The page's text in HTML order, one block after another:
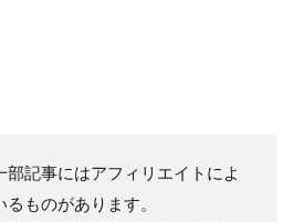
記事にはアフィリエイトによ
ものがあります。